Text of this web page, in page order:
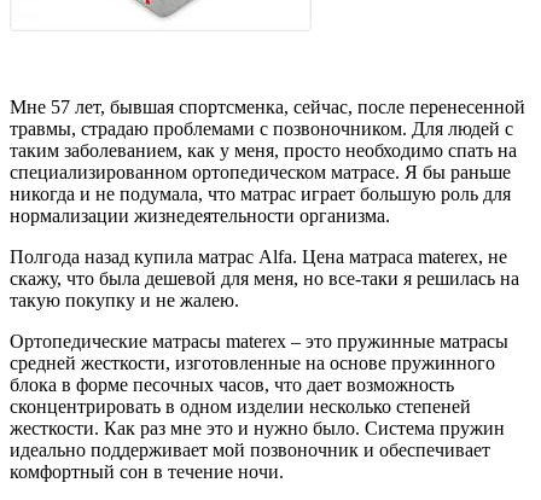
Мне 57 лет, бывшая спортсменка, сейчас, после перенесенной
травмы, страдаю проблемами с позвоночником. Для людей с
таким заболеванием, как у меня, просто необходимо спать на
специализированном ортопедическом матрасе. Я бы раньше
никогда и не подумала, что матрас играет большую роль для
нормализации жизнедеятельности организма.
Полгода назад купила матрас Alfa. Цена матраса materex, не
скажу, что была дешевой для меня, но все-таки я решилась на
такую покупку и не жалею.
Ортопедические матрасы materex – это пружинные матрасы
средней жесткости, изготовленные на основе пружинного
блока в форме песочных часов, что дает возможность
сконцентрировать в одном изделии несколько степеней
жесткости. Как раз мне это и нужно было. Система пружин
идеально поддерживает мой позвоночник и обеспечивает
комфортный сон в течение ночи.